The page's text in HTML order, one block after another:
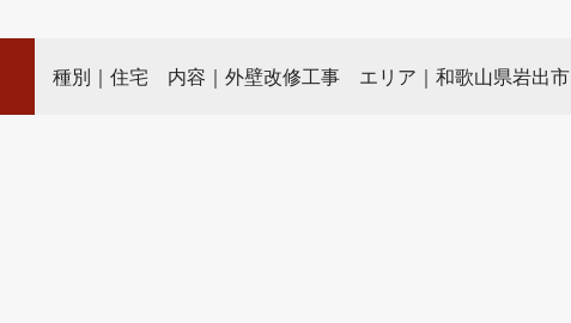
種別｜住宅 内容｜外壁改修工事 エリア｜和歌山県岩出市